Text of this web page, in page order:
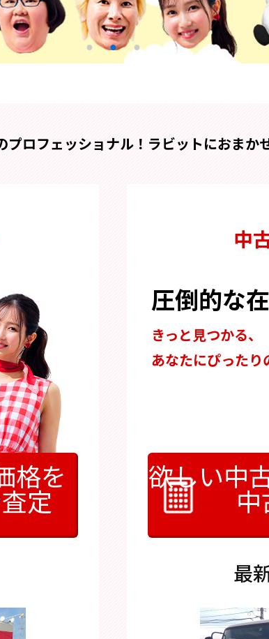
ロフェッショナル！ ラビットにおまか
格を
定
中
圧倒的な
きっと見つかる、
あなたにぴったり
欲しい中
中
最